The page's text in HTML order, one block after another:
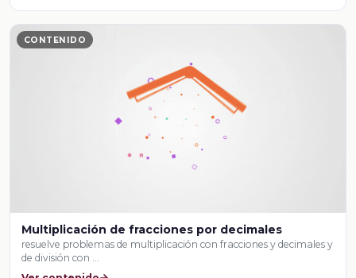
CONTENIDO
Multiplicación de fracciones por decimales
resuelve problemas de multiplicación con fracciones y decimales y
de división con …